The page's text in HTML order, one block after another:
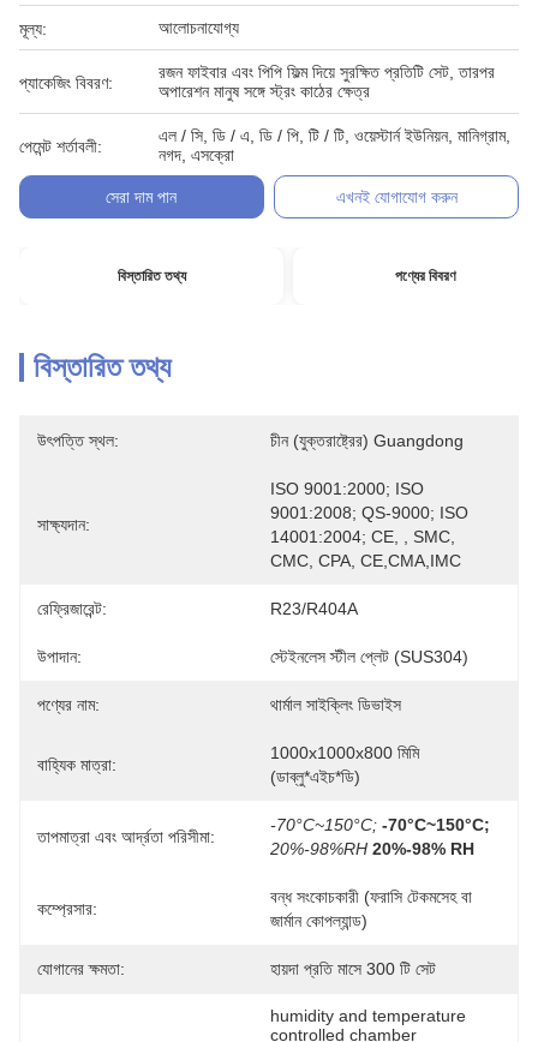
মূল্য: আলোচনাযোগ্য
প্যাকেজিং বিবরণ:
রজন ফাইবার এবং পিপি ফিল্ম দিয়ে সুরক্ষিত প্রতিটি সেট, তারপর
অপারেশন মানুষ সঙ্গে স্ট্রং কাঠের ক্ষেত্র
পেমেন্ট শর্তাবলী:
এল / সি, ডি / এ, ডি / পি, টি / টি, ওয়েস্টার্ন ইউনিয়ন, মানিগ্রাম,
নগদ, এসক্রো
সেরা দাম পান এখনই যোগাযোগ করুন
বিস্তারিত তথ্য পণ্যের বিবরণ
বিস্তারিত তথ্য
উৎপত্তি স্থল: চীন (যুক্তরাষ্ট্রের) Guangdong
সাক্ষ্যদান:
ISO 9001:2000; ISO
9001:2008; QS-9000; ISO
14001:2004; CE, , SMC,
CMC, CPA, CE,CMA,IMC
রেফ্রিজারেন্ট: R23/R404A
উপাদান: স্টেইনলেস স্টীল প্লেট (SUS304)
পণ্যের নাম: থার্মাল সাইক্লিং ডিভাইস
বাহ্যিক মাত্রা:
1000x1000x800 মিমি
(ডাব্লু*এইচ*ডি)
তাপমাত্রা এবং আর্দ্রতা পরিসীমা:
-70°C~150°C; -70°C~150°C;
20%-98%RH 20%-98% RH
কম্প্রেসার:
বন্ধ সংকোচকারী (ফরাসি টেকমসেহ বা
জার্মান কোপল্যান্ড)
যোগানের ক্ষমতা: হায়দা প্রতি মাসে 300 টি সেট
humidity and temperature
controlled chamber